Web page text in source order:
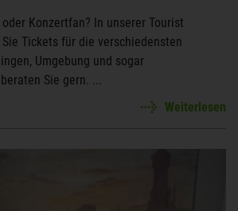
Konzertfan? In unserer Tourist
Tickets für die verschiedensten
Umgebung und sogar
Sie gern. ...
Weiterlesen